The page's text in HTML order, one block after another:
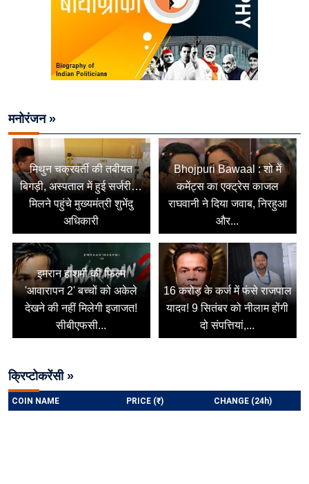
मनोरंजन »
मिथुन चक्रवर्ती की तबीयत
बिगड़ी, अस्पताल में हुई सर्जरी…
मिलने पहुंचे मुख्यमंत्री शुभेंदु
अधिकारी
Bhojpuri Bawaal : शो में
कमेंट्स का एक्ट्रेस काजल
राघवानी ने दिया जवाब, निरहुआ
और...
इमरान हाशमी की फिल्म
'आवारापन 2' बच्चों को अकेले
देखने की नहीं मिलेगी इजाजत!
सीबीएफसी...
16 करोड़ के कर्ज में फंसे राजपाल
यादव! 9 सितंबर को नीलाम होंगी
दो संपत्तियां,...
क्रिप्टोकरेंसी »